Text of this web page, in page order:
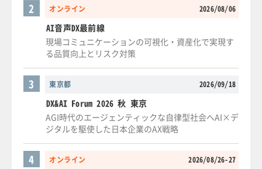
オンライン 2026/08/06
2
AI音声DX最前線
現場コミュニケーションの可視化・資産化で実現す
る品質向上とリスク対策
東京都 2026/09/18
3
DX&AI Forum 2026 秋 東京
AGI時代のエージェンティックな自律型社会へAI×デ
ジタルを駆使した日本企業のAX戦略
オンライン 2026/08/26-27
4